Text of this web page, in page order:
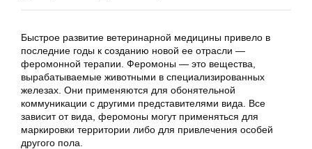
Быстрое развитие ветеринарной медицины привело в
последние годы к созданию новой ее отрасли —
феромонной терапии. Феромоны — это вещества,
вырабатываемые животными в специализированных
железах. Они применяются для обонятельной
коммуникации с другими представителями вида. Все
зависит от вида, феромоны могут применяться для
маркировки территории либо для привлечения особей
другого пола.